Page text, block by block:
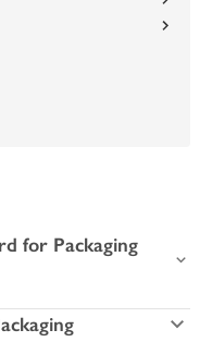
for Packaging